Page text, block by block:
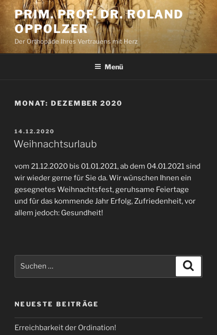
Zum
Inhalt
springen
PRIM. PROF. DR. ROLAND
OPPOLZER
Der Orthopäde Ihres Vertrauens mit Herz
Menü
MONAT: DEZEMBER 2020
VERÖFFENTLICHT
AM
14.12.2020
Weihnachtsurlaub
vom 21.12.2020 bis 01.01.2021, ab dem 04.01.2021 sind
wir wieder gerne für Sie da. Wir wünschen Ihnen ein
gesegnetes Weihnachtsfest, geruhsame Feiertage
und für das kommende Jahr Erfolg, Zufriedenheit, vor
allem jedoch: Gesundheit!
NEUESTE BEITRÄGE
Erreichbarkeit der Ordination!